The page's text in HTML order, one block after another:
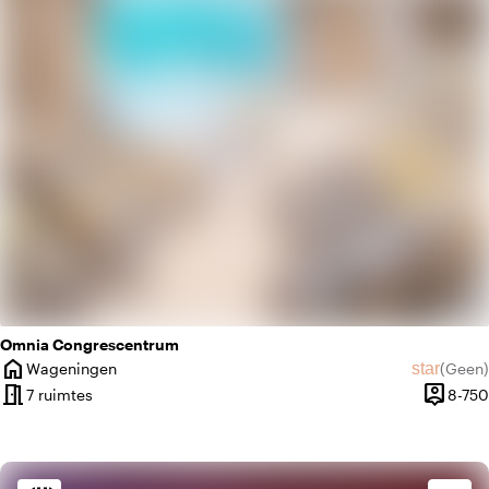
Omnia Congrescentrum
home
Plaats
Wageningen star(Geen)
Geen
meeting_room7 ruimtes person_pin8-750